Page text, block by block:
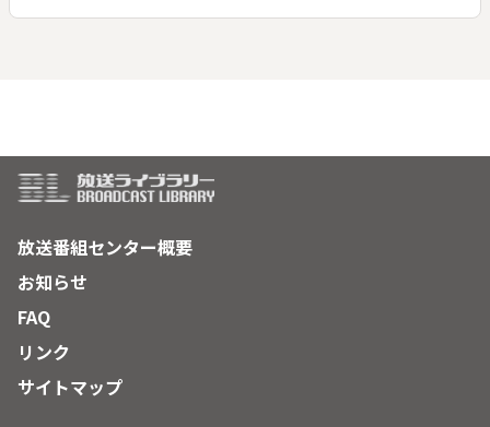
放送番組センター概要
お知らせ
FAQ
リンク
サイトマップ